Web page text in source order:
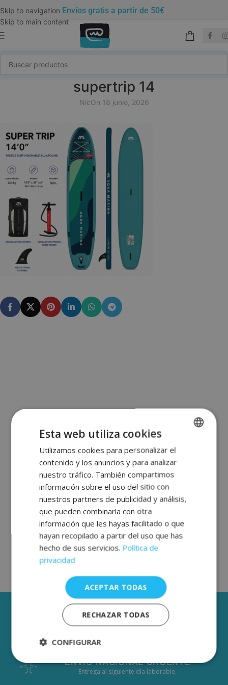
Skip to navigation
Skip to main content
Envíos gratis a partir de 50€
supertrip 14
NicOn 18 junio, 2026
3 AÑOS DE GARANTÍA
De 2 a 3 días laborables.
ENVÍO NACIONAL URGENTE
Entrega al siguiente día laborable.
SPANISH
ENGLISH
GERMAN
Esta web utiliza cookies
Utilizamos cookies para personalizar el
contenido y los anuncios y para analizar
nuestro tráfico. También compartimos
información sobre el uso del sitio con
nuestros partners de publicidad y análisis,
que pueden combinarla con otra
información que les hayas facilitado o que
hayan recopilado a partir del uso que has
hecho de sus servicios. Política de
privacidad
ACEPTAR TODAS
RECHAZAR TODAS
CONFIGURAR
Estrictamente
necesarias
Rendimiento